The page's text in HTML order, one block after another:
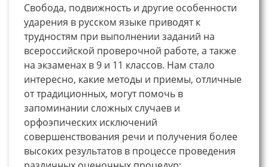
Свобода, подвижность и другие особенности
ударения в русском языке приводят к
трудностям при выполнении заданий на
всероссийской проверочной работе, а также
на экзаменах в 9 и 11 классов. Нам стало
интересно, какие методы и приемы, отличные
от традиционных, могут помочь в
запоминании сложных случаев и
орфоэпических исключений
совершенствования речи и получения более
высоких результатов в процессе проведения